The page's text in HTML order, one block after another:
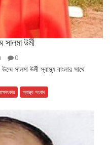
সালমা উর্মী
0
উর্মী স্বাস্থ্য বাংলার সাথে
স্বাস্থ্য সংবাদ